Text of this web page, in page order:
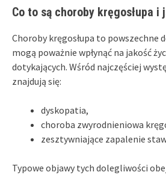
Co to są choroby kręgosłupa i
Choroby kręgosłupa to powszechne
mogą poważnie wpłynąć na jakość
dotykających. Wśród najczęściej
znajdują się:
dyskopatia,
choroba zwyrodnieniowa
zesztywniające zapalenie
Typowe objawy tych dolegliwości